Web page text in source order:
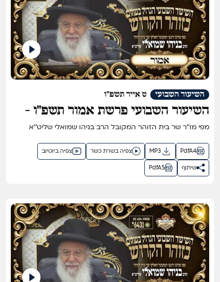
ט אייר תשפ"ו השיעור השבועי
השיעור השבועי פרשת אמור תשפ"ו -
השיעור הגדול בתבל בזוהר הקדוש מפי
שליט"א
מפי מו''ר שר בית הזוהר המקובל הרב בניהו שמואלי שליט''א
צפיה ביוטיוב צפיה בשרת כשר MP3 PdfA4
PdfA5 שיתוף